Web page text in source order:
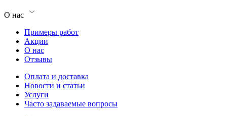
О нас
Примеры работ
Акции
О нас
Отзывы
Оплата и доставка
Новости и статьи
Услуги
Часто задаваемые вопросы